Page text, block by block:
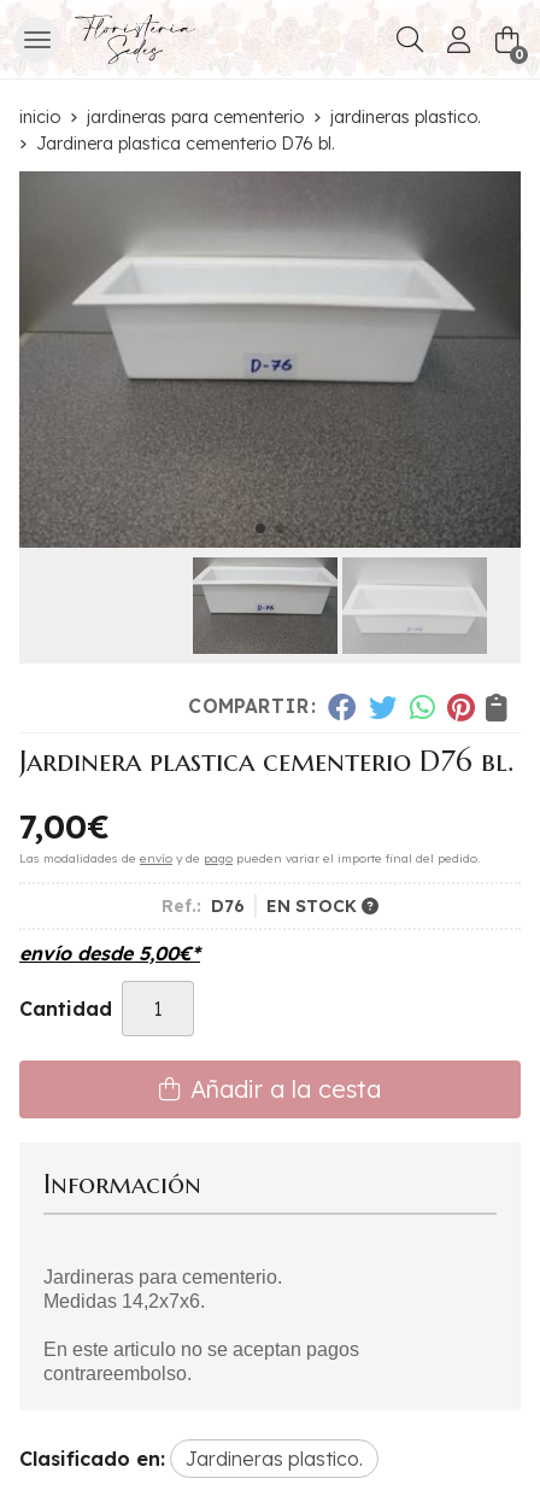
Buscar 0
inicio jardineras para cementerio
jardineras plastico.
Jardinera plastica cementerio D76 bl.
COMPARTIR:
Jardinera plastica cementerio D76 bl.
7,00€
Las modalidades de envío y de pago pueden variar el importe final del pedido.
Ref.: D76 EN STOCK
envío desde 5,00€*
Cantidad
Añadir a la cesta
Información
Jardineras para cementerio.
Medidas 14,2x7x6.
En este articulo no se aceptan pagos
contrareembolso.
Clasificado en: Jardineras plastico.